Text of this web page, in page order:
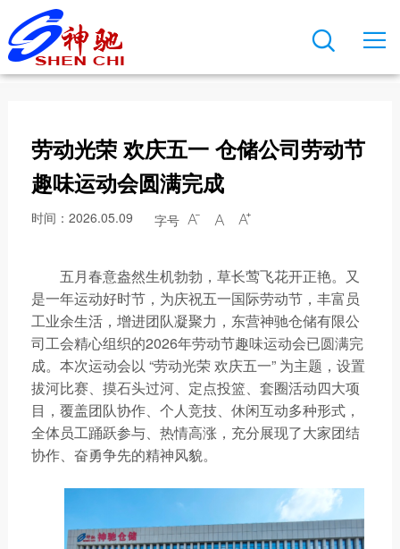


关于神驰
公司简介
董事长致辞
公司荣誉
公司图片
新闻中心
公司新闻
文化导航
企业公告
员工风采
神驰报
产品与业务
主要装置
神驰产品
科技创新
创新平台
技术成果
可持续发展
安全生产
人才发展
人才培养
人才引进
我在神驰
联系我们
联系方式
总裁直通车
劳动光荣 欢庆五一 仓储公司劳动节
趣味运动会圆满完成
时间：2026.05.09 字号   
五月春意盎然生机勃勃，草长莺飞花开正艳。又
是一年运动好时节，为庆祝五一国际劳动节，丰富员
工业余生活，增进团队凝聚力，东营神驰仓储有限公
司工会精心组织的2026年劳动节趣味运动会已圆满完
成。本次运动会以 “劳动光荣 欢庆五一” 为主题，设置
拔河比赛、摸石头过河、定点投篮、套圈活动四大项
目，覆盖团队协作、个人竞技、休闲互动多种形式，
全体员工踊跃参与、热情高涨，充分展现了大家团结
协作、奋勇争先的精神风貌。